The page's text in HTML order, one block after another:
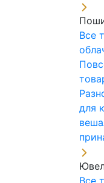
Все
для
Все